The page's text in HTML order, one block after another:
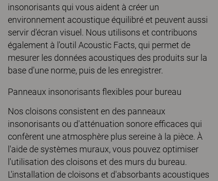
insonorisants qui vous aident à créer un
environnement acoustique équilibré et peuvent aussi
servir d'écran visuel. Nous utilisons et contribuons
également à l'outil Acoustic Facts, qui permet de
mesurer les données acoustiques des produits sur la
base d'une norme, puis de les enregistrer.
Panneaux insonorisants flexibles pour bureau
Nos cloisons consistent en des panneaux
insonorisants ou d'atténuation sonore efficaces qui
confèrent une atmosphère plus sereine à la pièce. À
l'aide de systèmes muraux, vous pouvez optimiser
l'utilisation des cloisons et des murs du bureau.
L'installation de cloisons et d'absorbants acoustiques